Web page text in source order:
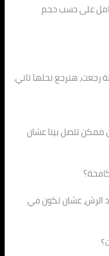
على حسب حجم
رجعت، هنرجع نحلها تاني.
ممكن تتصل بينا عشان
الرش، عشان تكون في